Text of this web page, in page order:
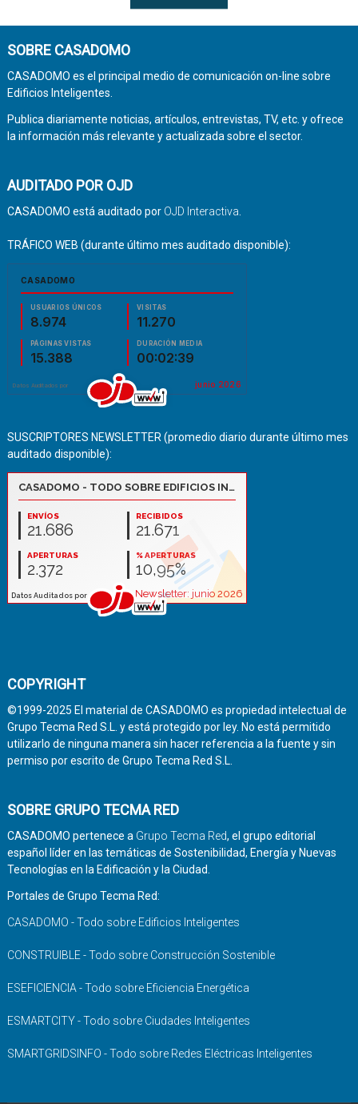
SOBRE CASADOMO
CASADOMO es el principal medio de comunicación on-line sobre
Edificios Inteligentes.
Publica diariamente noticias, artículos, entrevistas, TV, etc. y ofrece
la información más relevante y actualizada sobre el sector.
AUDITADO POR OJD
CASADOMO está auditado por OJD Interactiva
TRÁFICO WEB (durante último mes auditado disponible):
SUSCRIPTORES NEWSLETTER (promedio diario durante último mes
auditado disponible):
COPYRIGHT
©1999-2025 El material de CASADOMO es propiedad intelectual de
Grupo Tecma Red S.L. y está protegido por ley. No está permitido
utilizarlo de ninguna manera sin hacer referencia a la fuente y sin
permiso por escrito de Grupo Tecma Red S.L.
SOBRE GRUPO TECMA RED
CASADOMO pertenece a Grupo Tecma Red, el grupo editorial
español líder en las temáticas de Sostenibilidad, Energía y Nuevas
Tecnologías en la Edificación y la Ciudad.
Portales de Grupo Tecma Red:
CASADOMO - Todo sobre Edificios Inteligentes
CONSTRUIBLE - Todo sobre Construcción Sostenible
ESEFICIENCIA - Todo sobre Eficiencia Energética
ESMARTCITY - Todo sobre Ciudades Inteligentes
SMARTGRIDSINFO - Todo sobre Redes Eléctricas Inteligentes